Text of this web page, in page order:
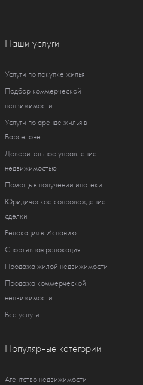
Наши услуги
Услуги по покупке жилья
Подбор коммерческой
недвижимости
Услуги по аренде жилья в
Барселоне
Доверительное управление
недвижимостью
Помощь в получении ипотеки
Юридическое сопровождение
сделки
Релокация в Испанию
Спортивная релокация
Продажа жилой недвижимости
Продажа коммерческой
недвижимости
Все услуги
Популярные категории
Агентство недвижимости